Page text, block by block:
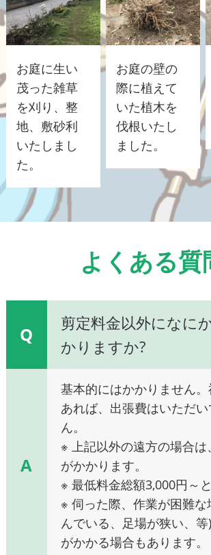
お庭に生い
茂った雑草
を刈り、整
地、敷砂利
いたしまし
た。
お庭の壁の
際に植えて
いた植木を
伐根いたし
ました。
よくある質
Q
剪定料金以外になに
かりますか?
A
基本的にはかかりません
あれば、出張費はいただ
ん。
※ 上記以外の遠方の場合は
がかかります。
※ 最低料金総額3,000円～と
※ 伺った際、作業が困難な
んでいる、足場が狭い、
がかかる場合もあります。